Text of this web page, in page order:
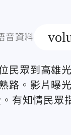
音資料
民眾到高雄
路。影片曝
有知情民眾